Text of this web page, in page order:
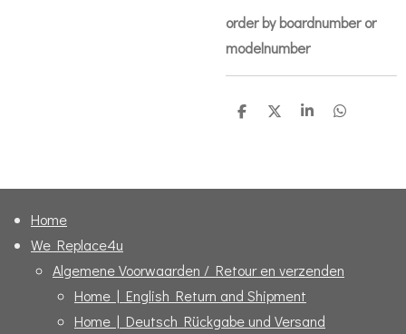
order by boardnumber or
modelnumber
D
D
S
D
Home
We Replace4u
Algemene Voorwaarden / Retour en verzenden
Home | English Return and Shipment
Home | Deutsch Rückgabe und Versand